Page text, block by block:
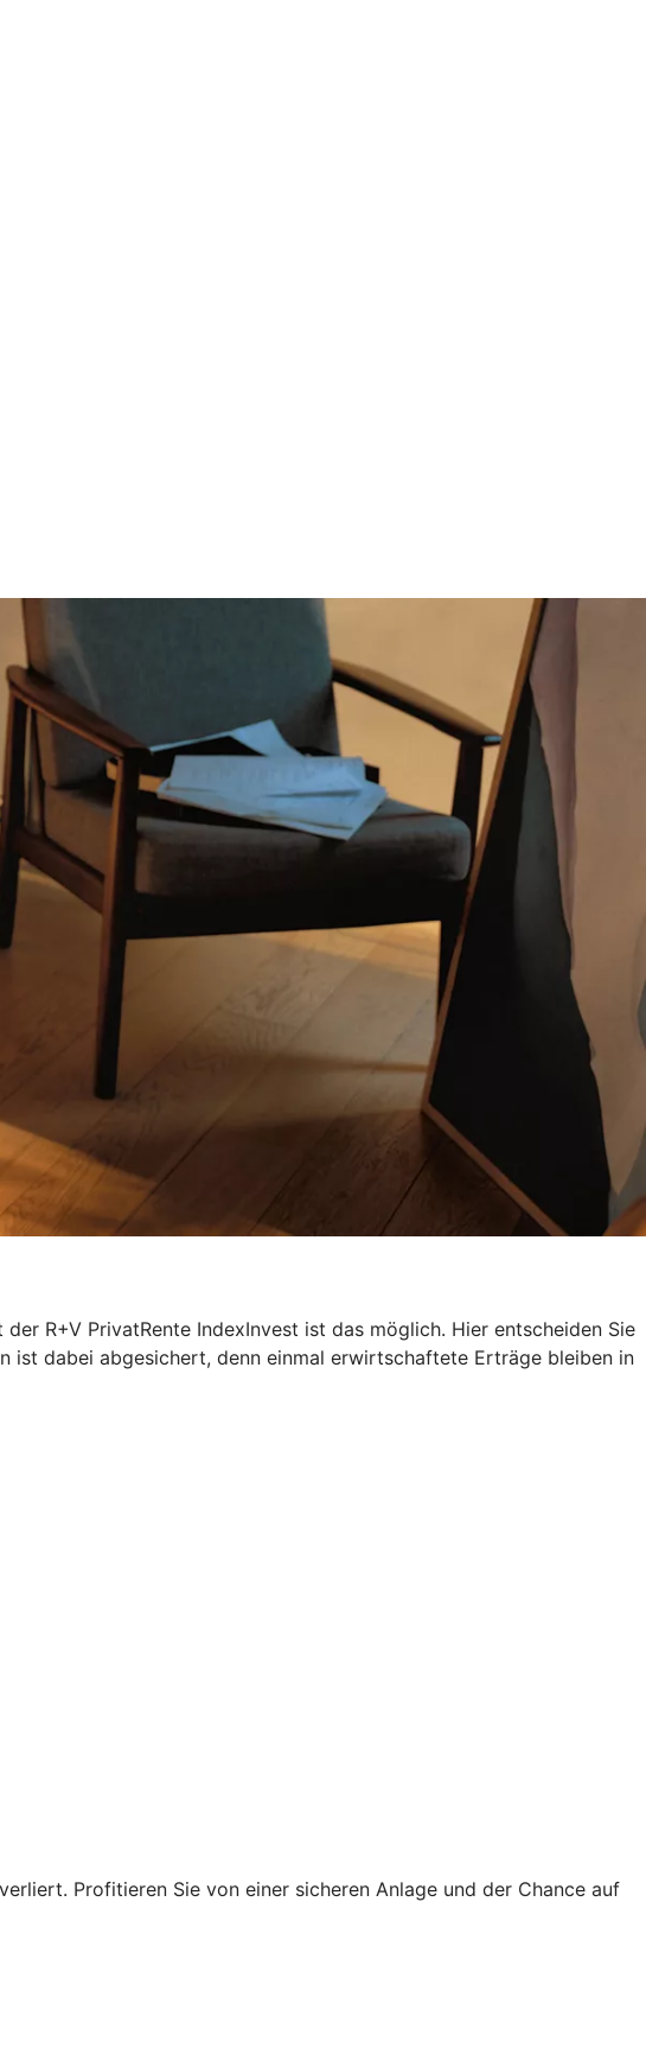
R+V PrivatRente IndexInvest ist das möglich. Hier entscheiden Sie
ist dabei abgesichert, denn einmal erwirtschaftete Erträge bleiben in
Profitieren Sie von einer sicheren Anlage und der Chance auf